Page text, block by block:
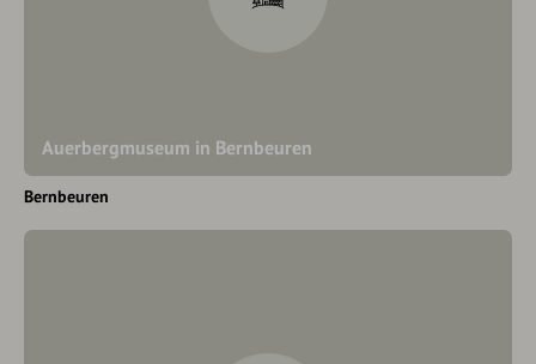
Auerbergmuseum in Bernbeuren
Bernbeuren